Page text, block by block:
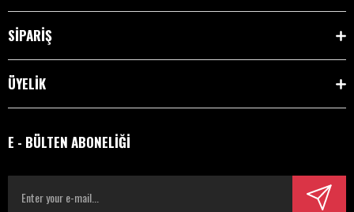
SİPARİŞ
ÜYELİK
E - BÜLTEN ABONELİĞİ